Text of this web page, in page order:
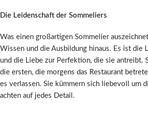
Die Leidenschaft der Sommeliers
Was einen großartigen Sommelier
Wissen und die Ausbildung hinaus. Es ist die
und die Liebe zur Perfektion, die sie antreibt.
die ersten, die morgens das Restaurant
es verlassen. Sie kümmern sich liebevoll um
achten auf jedes Detail.